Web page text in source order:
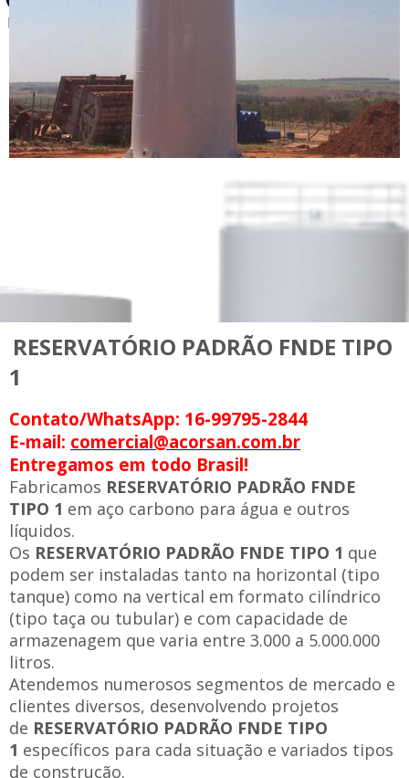
RESERVATÓRIO PADRÃO FNDE TIPO
1
Contato/WhatsApp: 16-99795-2844
E-mail: comercial@acorsan.com.br
Entregamos em todo Brasil!
Fabricamos RESERVATÓRIO PADRÃO FNDE
TIPO 1 em aço carbono para água e outros
líquidos.
Os RESERVATÓRIO PADRÃO FNDE TIPO 1 que
podem ser instaladas tanto na horizontal (tipo
tanque) como na vertical em formato cilíndrico
(tipo taça ou tubular) e com capacidade de
armazenagem que varia entre 3.000 a 5.000.000
litros.
Atendemos numerosos segmentos de mercado e
clientes diversos, desenvolvendo projetos
de RESERVATÓRIO PADRÃO FNDE TIPO
1 específicos para cada situação e variados tipos
de construção.